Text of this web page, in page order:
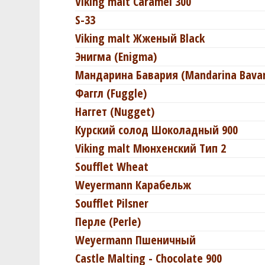
S-33
Viking malt Жженый Black
Энигма (Enigma)
Мандарина Бавария (Mandarina
Фаггл (Fuggle)
Наггет (Nugget)
Курский солод Шоколадный 900
Viking malt Мюнхенский Тип 2
Soufflet Wheat
Weyermann Карабельж
Soufflet Pilsner
Перле (Perle)
Weyermann Пшеничный
Castle Malting - Chocolate 900